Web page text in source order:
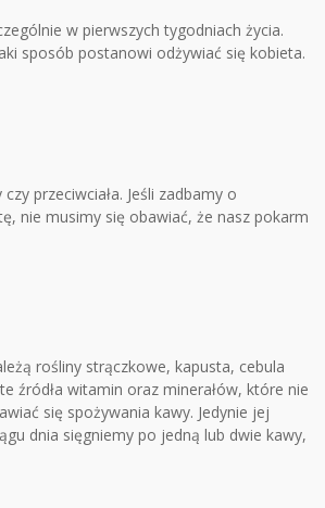
w pierwszych tygodniach życia.
sposób postanowi odżywiać się kobieta.
przeciwciała. Jeśli zadbamy o
nie musimy się obawiać, że nasz pokarm
rośliny strączkowe, kapusta, cebula
źródła witamin oraz minerałów, które nie
się spożywania kawy. Jedynie jej
dnia sięgniemy po jedną lub dwie kawy,